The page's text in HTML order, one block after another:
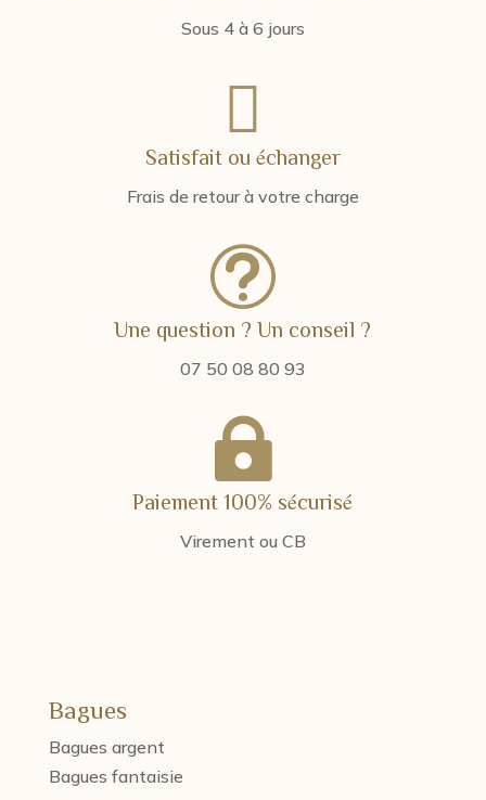
Sous 4 à 6 jours

Satisfait ou échanger
Frais de retour à votre charge
t
Une question ? Un conseil ?
07 50 08 80 93

Paiement 100% sécurisé
Virement ou CB
Bagues
Bagues argent
Bagues fantaisie